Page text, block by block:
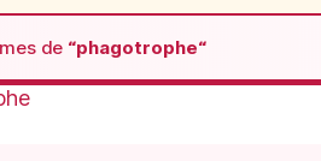
de “phagotrophe“